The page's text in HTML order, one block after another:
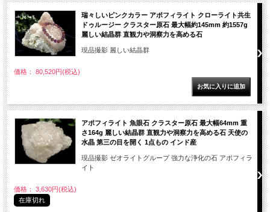
瑞々しいピンクカラー アポフィライト クローライト共生
ドゥルージー クラスター原石 最大幅約145mm 約1557g
麗しい結晶群 直観力や洞察力を高める石
現品撮影 麗しい結晶群
価格： 80,520円(税込)
アポフィライト 魚眼石 クラスター原石 最大幅64mm 重
さ164g 麗しい結晶群 直観力や洞察力を高める石 天使の
水晶 第三の目を開く 1点もの インド産
現品撮影 ゼオライトグループ 強力な浄化の石 アポフィラ
イト
価格： 3,630円(税込)
在庫切れ